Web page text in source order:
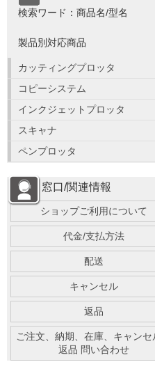
検索ワード：商品名/型名
製品別対応商品
カッティングプロッタ
コピーシステム
インクジェットプロッタ
スキャナ
ペンプロッタ
窓口/関連情報
ショップご利用について
代金/支払方法
配送
キャンセル
返品
ご注文、納期、在庫、キャンセ
返品 問い合わせ